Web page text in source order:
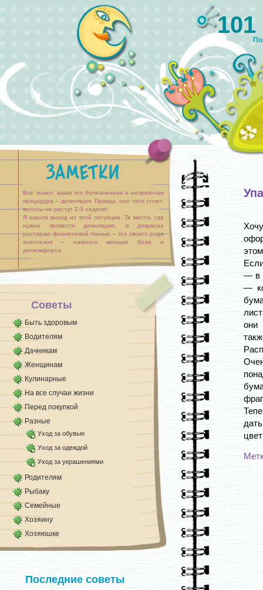
Все знают, какая это болезненная и неприятная
процедура – депиляция. Правда, оно того стоит:
волосы не растут 2-3 недели!
Я нашла выход из этой ситуации. Те места, где
нужно провести депиляцию, я докрасна
растираю фланелевой тканью – это своего рода
анестезия – намного меньше боли и
дискомфорта.
Советы
Быть здоровым
Водителям
Дачникам
Женщинам
Кулинарные
На все случаи жизни
Перед покупкой
Разные
Уход за обувью
Уход за одеждой
Уход за украшениями
Родителям
Рыбаку
Семейные
Хозяину
Хозяюшке
Последние советы
— в
—
они